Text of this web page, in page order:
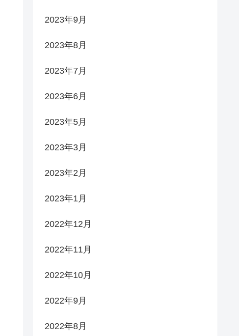
2023年9月
2023年8月
2023年7月
2023年6月
2023年5月
2023年3月
2023年2月
2023年1月
2022年12月
2022年11月
2022年10月
2022年9月
2022年8月